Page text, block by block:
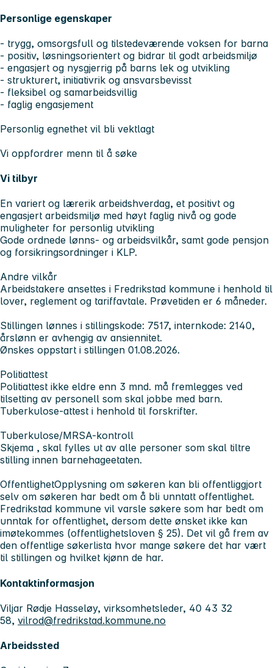
Personlige egenskaper
- trygg, omsorgsfull og tilstedeværende voksen for barna
- positiv, løsningsorientert og bidrar til godt arbeidsmiljø
- engasjert og nysgjerrig på barns lek og utvikling
- strukturert, initiativrik og ansvarsbevisst
- fleksibel og samarbeidsvillig
- faglig engasjement
Personlig egnethet vil bli vektlagt
Vi oppfordrer menn til å søke
Vi tilbyr
En variert og lærerik arbeidshverdag, et positivt og
engasjert arbeidsmiljø med høyt faglig nivå og gode
muligheter for personlig utvikling
Gode ordnede lønns- og arbeidsvilkår, samt gode pensjon
og forsikringsordninger i KLP.
Andre vilkår
Arbeidstakere ansettes i Fredrikstad kommune i henhold til
lover, reglement og tariffavtale. Prøvetiden er 6 måneder.
Stillingen lønnes i stillingskode: 7517, internkode: 2140,
årslønn er avhengig av ansiennitet.
Ønskes oppstart i stillingen 01.08.2026.
Politiattest
Politiattest ikke eldre enn 3 mnd. må fremlegges ved
tilsetting av personell som skal jobbe med barn.
Tuberkulose-attest i henhold til forskrifter.
Tuberkulose/MRSA-kontroll
Skjema , skal fylles ut av alle personer som skal tiltre
stilling innen barnehageetaten.
OffentlighetOpplysning om søkeren kan bli offentliggjort
selv om søkeren har bedt om å bli unntatt offentlighet.
Fredrikstad kommune vil varsle søkere som har bedt om
unntak for offentlighet, dersom dette ønsket ikke kan
imøtekommes (offentlighetsloven § 25). Det vil gå frem av
den offentlige søkerlista hvor mange søkere det har vært
til stillingen og hvilket kjønn de har.
Kontaktinformasjon
Viljar Rødje Hasseløy, virksomhetsleder, 40 43 32
58, vilrod@fredrikstad.kommune.no
Arbeidssted